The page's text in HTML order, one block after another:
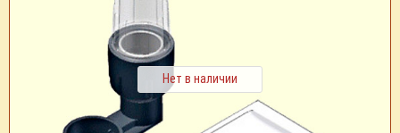
Нет в наличии